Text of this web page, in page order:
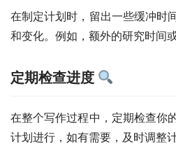
在制定计划时，留出一些缓冲时
和变化。例如，额外的研究时间
定期检查进度
在整个写作过程中，定期检查你
计划进行，如有需要，及时调整计